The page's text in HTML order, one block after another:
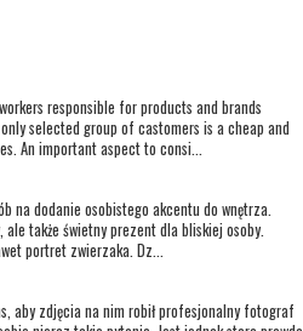
responsible for products and brands
selected group of castomers is a cheap and
An important aspect to consi...
na dodanie osobistego akcentu do wnętrza.
także świetny prezent dla bliskiej osoby.
portret zwierzaka. Dz...
aby zdjęcia na nim robił profesjonalny fotograf